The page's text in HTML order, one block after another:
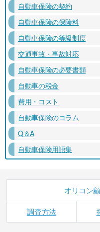
自動車保険の契約
自動車保険の保険料
自動車保険の等級制度
交通事故・事故対応
自動車保険の必要書類
自動車の税金
費用・コスト
自動車保険のコラム
Q＆A
自動車保険用語集
オリコン
調査方法